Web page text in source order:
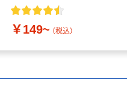
￥149~ （税込）